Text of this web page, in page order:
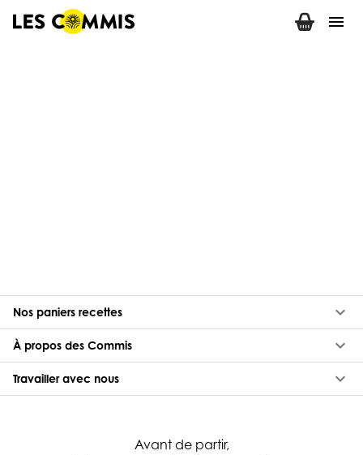
menu
Nos paniers recettes keyboard_arrow_down
À propos des Commis keyboard_arrow_down
Travailler avec nous keyboard_arrow_down
Avant de partir,